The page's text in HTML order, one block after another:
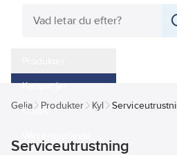
Kampanjer
Outlet
Gelia Produkter Kyl
Serviceutrustning